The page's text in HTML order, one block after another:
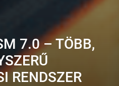
7.0 – TÖBB,
RENDSZER